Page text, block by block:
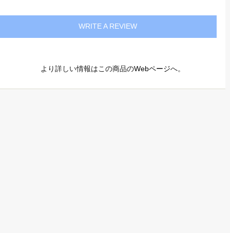
WRITE A REVIEW
より詳しい情報はこの商品のWebページへ。